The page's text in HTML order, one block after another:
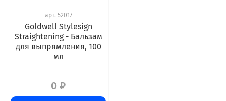
арт. 52017
Goldwell Stylesign
Straightening - Бальзам
для выпрямления, 100
мл
0 ₽